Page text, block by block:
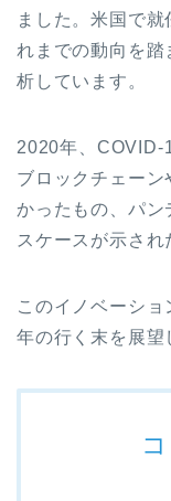
ました。米国で
れまでの動向を
析しています。
2020年、COVID-
ブロックチェー
かったもの、パン
スケースが示され
このイノベーシ
年の行く末を展望